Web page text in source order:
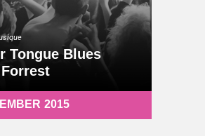
Tongue Blues
2015